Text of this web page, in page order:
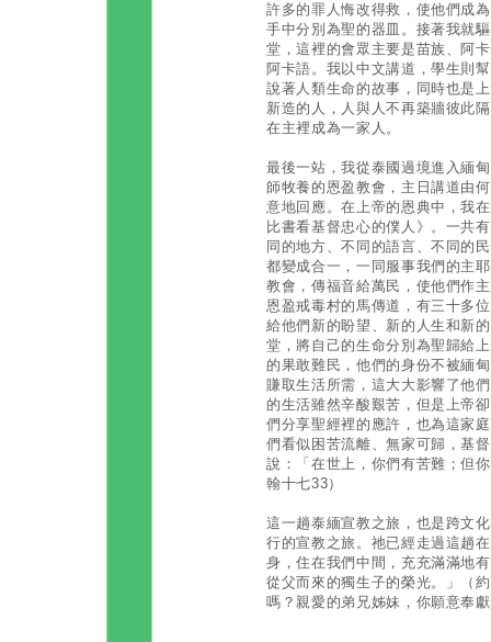
許多的罪人悔改得救，使他們成
手中分別為聖的器皿。接著我就
堂，這裡的會眾主要是苗族、阿
阿卡語。我以中文講道，學生則
說著人類生命的故事，同時也是
新造的人，人與人不再築牆彼此
在主裡成為一家人。
最後一站，我從泰國過境進入緬
師牧養的恩盈教會，主日講道由
意地回應。在上帝的恩典中，我
比書看基督忠心的僕人》。一共
同的地方、不同的語言、不同的
都變成合一，一同服事我們的主
教會，傳福音給萬民，使他們作
恩盈戒毒村的馬傳道，有三十多
給他們新的盼望、新的人生和新
堂，將自己的生命分別為聖歸給
的果敢難民，他們的身份不被緬
賺取生活所需，這大大影響了他
的生活雖然辛酸艱苦，但是上帝
們分享聖經裡的應許，也為這家
們看似困苦流離、無家可歸，基
說：「在世上，你們有苦難；但
翰十七33）
這一趟泰緬宣教之旅，也是跨文
行的宣教之旅。祂已經走過這趟
身，住在我們中間，充充滿滿地
從父而來的獨生子的榮光。」（
嗎？親愛的弟兄姊妹，你願意奉